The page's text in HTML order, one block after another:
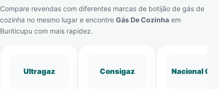
Compare revendas com diferentes marcas de botijão de gás de
cozinha no mesmo lugar e encontre Gás De Cozinha em
Buriticupu com mais rapidez.
Ultragaz Consigaz Nacional Gás